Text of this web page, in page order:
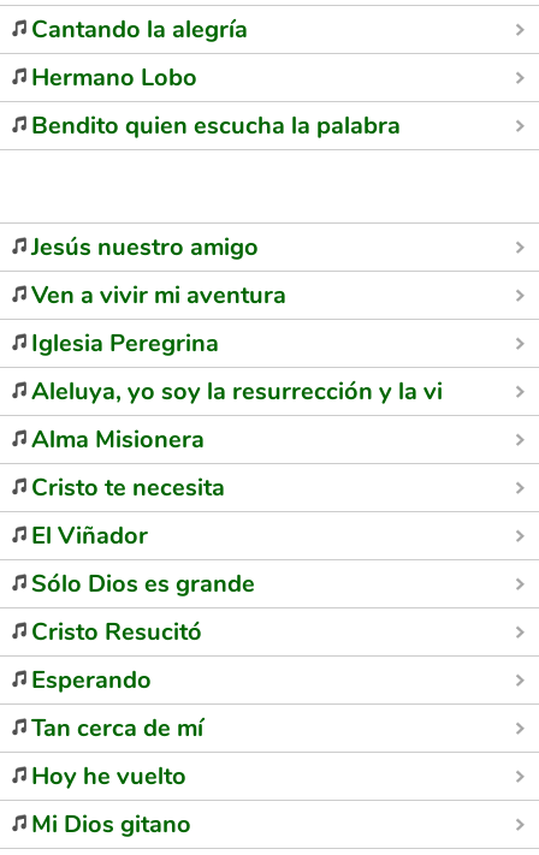
Cantando la alegría
Hermano Lobo
Bendito quien escucha la palabra
Jesús nuestro amigo
Ven a vivir mi aventura
Iglesia Peregrina
Aleluya, yo soy la resurrección y la vida
Alma Misionera
Cristo te necesita
El Viñador
Sólo Dios es grande
Cristo Resucitó
Esperando
Tan cerca de mí
Hoy he vuelto
Mi Dios gitano